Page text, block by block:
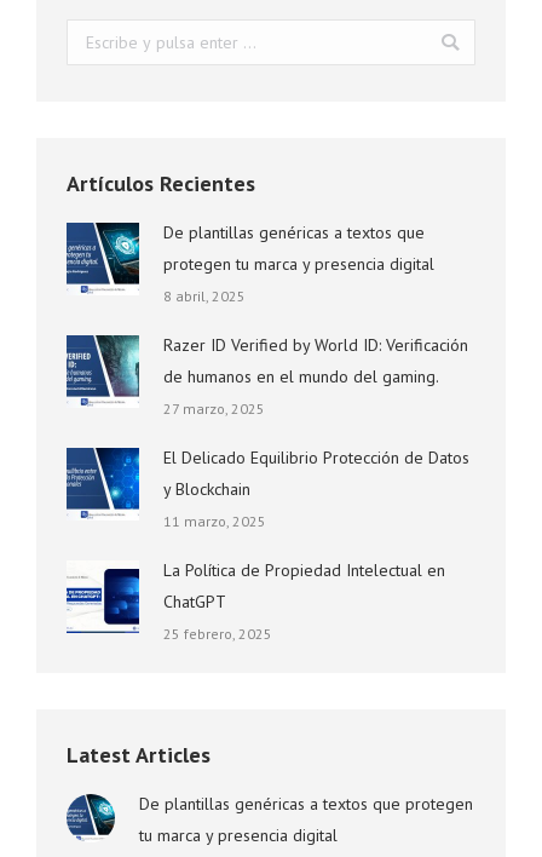
Buscar:
Artículos Recientes
De plantillas genéricas a textos que
protegen tu marca y presencia digital
8 abril, 2025
Razer ID Verified by World ID: Verificación
de humanos en el mundo del gaming.
27 marzo, 2025
El Delicado Equilibrio Protección de Datos
y Blockchain
11 marzo, 2025
La Política de Propiedad Intelectual en
ChatGPT
25 febrero, 2025
Latest Articles
De plantillas genéricas a textos que protegen
tu marca y presencia digital